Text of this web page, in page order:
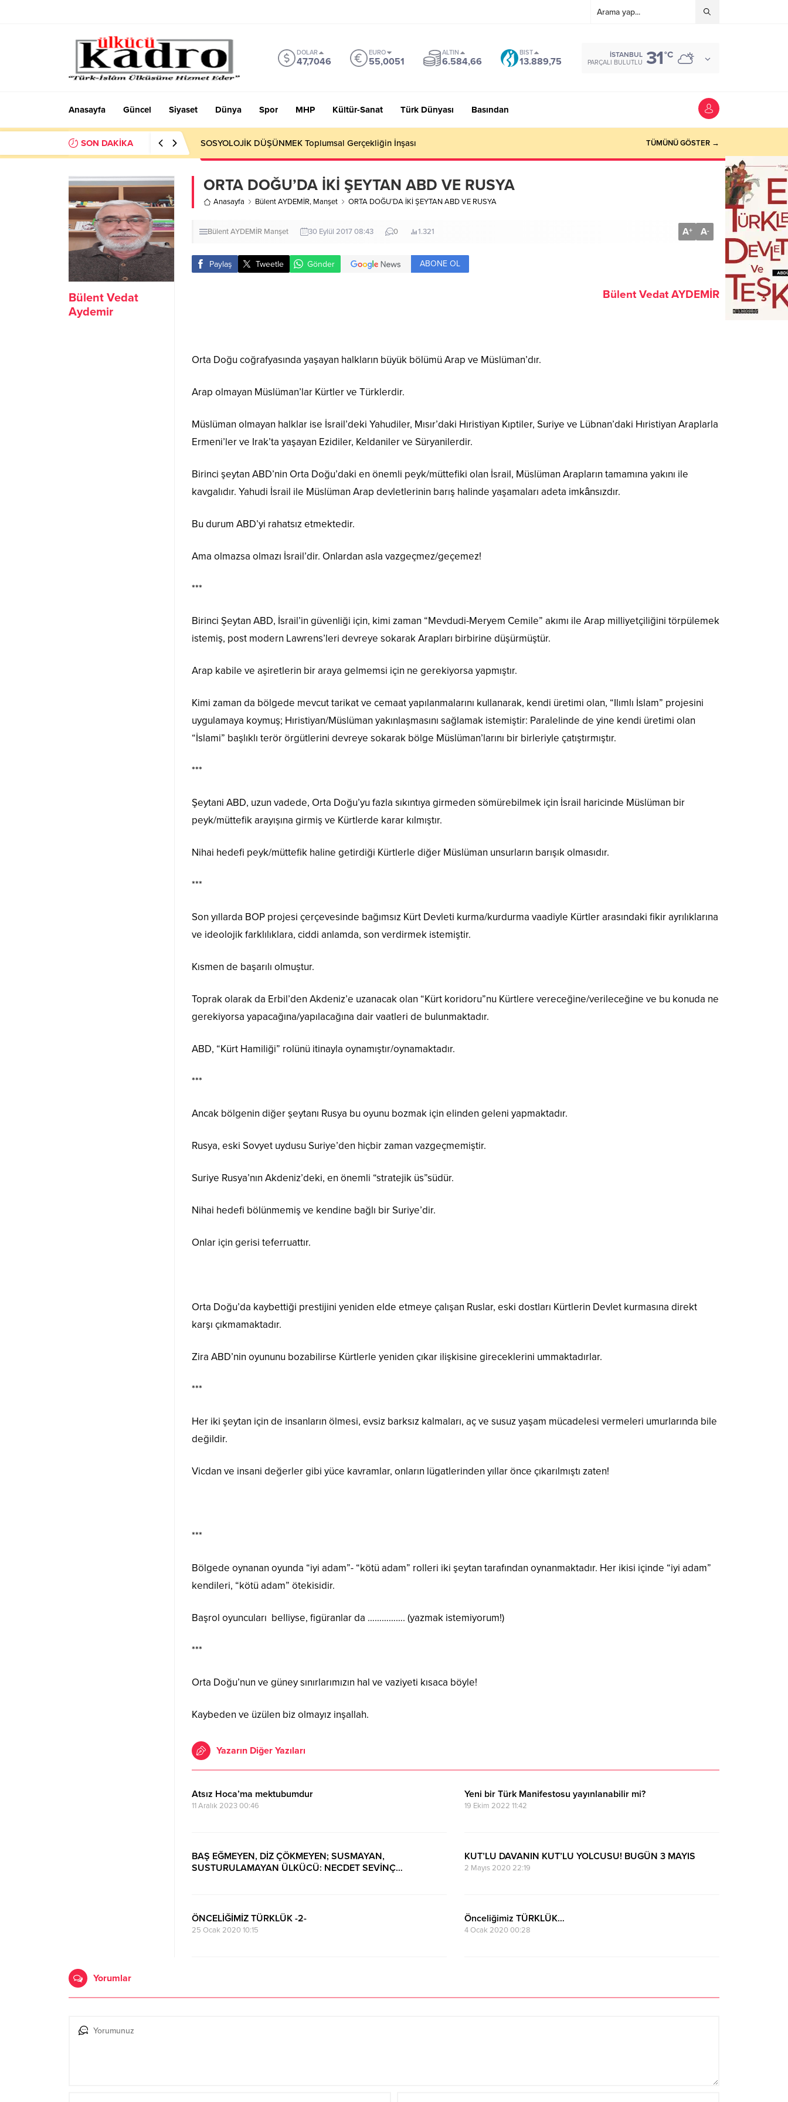
DOLAR
47,7046
EURO
55,0051
ALTIN
6.584,66
BIST
13.889,75
İSTANBUL
PARÇALI BULUTLU 31°C
Anasayfa Güncel Siyaset Dünya Spor MHP Kültür-Sanat Türk Dünyası Basından
SON DAKİKA Okumayı Pek de Sevmiyoruz Herhalde TÜMÜNÜ GÖSTER →
Bülent Vedat
Aydemir
ORTA DOĞU’DA İKİ ŞEYTAN ABD VE RUSYA
Anasayfa Bülent AYDEMİR, Manşet ORTA DOĞU’DA İKİ ŞEYTAN ABD VE RUSYA
Bülent AYDEMİR Manşet 30 Eylül 2017 08:43 0 1.321 A+ A-
Paylaş Tweetle Gönder ABONE OL
Bülent Vedat AYDEMİR
Orta Doğu coğrafyasında yaşayan halkların büyük bölümü Arap ve Müslüman’dır.
Arap olmayan Müslüman’lar Kürtler ve Türklerdir.
Müslüman olmayan halklar ise İsrail’deki Yahudiler, Mısır’daki Hıristiyan Kıptiler, Suriye ve Lübnan’daki Hıristiyan Araplarla
Ermeni’ler ve Irak’ta yaşayan Ezidiler, Keldaniler ve Süryanilerdir.
Birinci şeytan ABD’nin Orta Doğu’daki en önemli peyk/müttefiki olan İsrail, Müslüman Arapların tamamına yakını ile
kavgalıdır. Yahudi İsrail ile Müslüman Arap devletlerinin barış halinde yaşamaları adeta imkânsızdır.
Bu durum ABD’yi rahatsız etmektedir.
Ama olmazsa olmazı İsrail’dir. Onlardan asla vazgeçmez/geçemez!
***
Birinci Şeytan ABD, İsrail’in güvenliği için, kimi zaman “Mevdudi-Meryem Cemile” akımı ile Arap milliyetçiliğini törpülemek
istemiş, post modern Lawrens’leri devreye sokarak Arapları birbirine düşürmüştür.
Arap kabile ve aşiretlerin bir araya gelmemsi için ne gerekiyorsa yapmıştır.
Kimi zaman da bölgede mevcut tarikat ve cemaat yapılanmalarını kullanarak, kendi üretimi olan, “Ilımlı İslam” projesini
uygulamaya koymuş; Hıristiyan/Müslüman yakınlaşmasını sağlamak istemiştir: Paralelinde de yine kendi üretimi olan
“İslami” başlıklı terör örgütlerini devreye sokarak bölge Müslüman’larını bir birleriyle çatıştırmıştır.
***
Şeytani ABD, uzun vadede, Orta Doğu’yu fazla sıkıntıya girmeden sömürebilmek için İsrail haricinde Müslüman bir
peyk/müttefik arayışına girmiş ve Kürtlerde karar kılmıştır.
Nihai hedefi peyk/müttefik haline getirdiği Kürtlerle diğer Müslüman unsurların barışık olmasıdır.
***
Son yıllarda BOP projesi çerçevesinde bağımsız Kürt Devleti kurma/kurdurma vaadiyle Kürtler arasındaki fikir ayrılıklarına
ve ideolojik farklılıklara, ciddi anlamda, son verdirmek istemiştir.
Kısmen de başarılı olmuştur.
Toprak olarak da Erbil’den Akdeniz’e uzanacak olan “Kürt koridoru”nu Kürtlere vereceğine/verileceğine ve bu konuda ne
gerekiyorsa yapacağına/yapılacağına dair vaatleri de bulunmaktadır.
ABD, “Kürt Hamiliği” rolünü itinayla oynamıştır/oynamaktadır.
***
Ancak bölgenin diğer şeytanı Rusya bu oyunu bozmak için elinden geleni yapmaktadır.
Rusya, eski Sovyet uydusu Suriye’den hiçbir zaman vazgeçmemiştir.
Suriye Rusya’nın Akdeniz’deki, en önemli “stratejik üs”südür.
Nihai hedefi bölünmemiş ve kendine bağlı bir Suriye’dir.
Onlar için gerisi teferruattır.
Orta Doğu’da kaybettiği prestijini yeniden elde etmeye çalışan Ruslar, eski dostları Kürtlerin Devlet kurmasına direkt
karşı çıkmamaktadır.
Zira ABD’nin oyununu bozabilirse Kürtlerle yeniden çıkar ilişkisine gireceklerini ummaktadırlar.
***
Her iki şeytan için de insanların ölmesi, evsiz barksız kalmaları, aç ve susuz yaşam mücadelesi vermeleri umurlarında bile
değildir.
Vicdan ve insani değerler gibi yüce kavramlar, onların lügatlerinden yıllar önce çıkarılmıştı zaten!
***
Bölgede oynanan oyunda “iyi adam”- “kötü adam” rolleri iki şeytan tarafından oynanmaktadır. Her ikisi içinde “iyi adam”
kendileri, “kötü adam” ötekisidir.
Başrol oyuncuları belliyse, figüranlar da ……………. (yazmak istemiyorum!)
***
Orta Doğu’nun ve güney sınırlarımızın hal ve vaziyeti kısaca böyle!
Kaybeden ve üzülen biz olmayız inşallah.
Yazarın Diğer Yazıları
Atsız Hoca’ma mektubumdur
11 Aralık 2023 00:46
Yeni bir Türk Manifestosu yayınlanabilir mi?
19 Ekim 2022 11:42
BAŞ EĞMEYEN, DİZ ÇÖKMEYEN; SUSMAYAN,
SUSTURULAMAYAN ÜLKÜCÜ: NECDET SEVİNÇ…
KUT’LU DAVANIN KUT’LU YOLCUSU! BUGÜN 3 MAYIS
2 Mayıs 2020 22:19
ÖNCELİĞİMİZ TÜRKLÜK -2-
25 Ocak 2020 10:15
Önceliğimiz TÜRKLÜK…
4 Ocak 2020 00:28
Yorumlar